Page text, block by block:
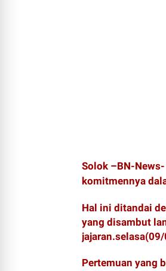
Solok –BN-
komitmennya
Hal ini ditandai
yang disambut
Pertemuan yang